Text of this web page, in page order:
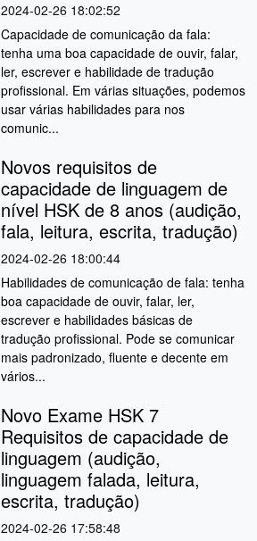
2024-02-26 18:02:52
Capacidade de comunicação da fala:
tenha uma boa capacidade de ouvir, falar,
ler, escrever e habilidade de tradução
profissional. Em várias situações, podemos
usar várias habilidades para nos
comunic...
Novos requisitos de
capacidade de linguagem de
nível HSK de 8 anos (audição,
fala, leitura, escrita, tradução)
2024-02-26 18:00:44
Habilidades de comunicação de fala: tenha
boa capacidade de ouvir, falar, ler,
escrever e habilidades básicas de
tradução profissional. Pode se comunicar
mais padronizado, fluente e decente em
vários...
Novo Exame HSK 7
Requisitos de capacidade de
linguagem (audição,
linguagem falada, leitura,
escrita, tradução)
2024-02-26 17:58:48